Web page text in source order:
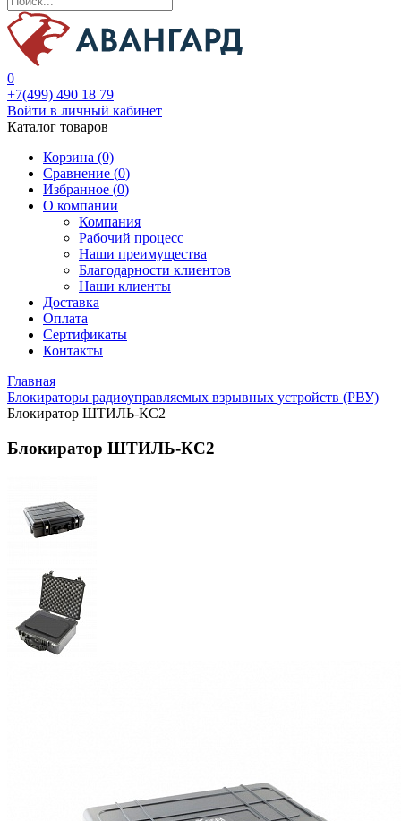
0
+7(499) 490 18 79
Войти в личный кабинет
Каталог товаров
Корзина (0)
Сравнение (0)
Избранное (0)
О компании
Компания
Рабочий процесс
Наши преимущества
Благодарности клиентов
Наши клиенты
Доставка
Оплата
Сертификаты
Контакты
Главная
Блокираторы радиоуправляемых взрывных устройств (РВУ)
Блокиратор ШТИЛЬ-КС2
Блокиратор ШТИЛЬ-КС2